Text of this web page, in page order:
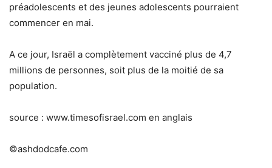
préadolescents et des jeunes adolescents pourraient
commencer en mai.
A ce jour, Israël a complètement vacciné plus de 4,7
millions de personnes, soit plus de la moitié de sa
population.
source : www.timesofisrael.com en anglais
©ashdodcafe.com